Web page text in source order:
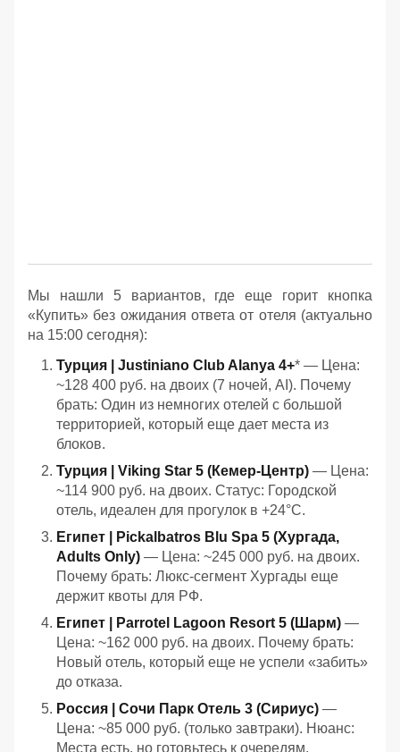
Мы нашли 5 вариантов, где еще горит кнопка
«Купить» без ожидания ответа от отеля (актуально
на 15:00 сегодня):
Турция | Justiniano Club Alanya 4+* — Цена:
~128 400 руб. на двоих (7 ночей, AI). Почему
брать: Один из немногих отелей с большой
территорией, который еще дает места из
блоков.
Турция | Viking Star 5 (Кемер-Центр) — Цена:
~114 900 руб. на двоих. Статус: Городской
отель, идеален для прогулок в +24°C.
Египет | Pickalbatros Blu Spa 5 (Хургада,
Adults Only) — Цена: ~245 000 руб. на двоих.
Почему брать: Люкс-сегмент Хургады еще
держит квоты для РФ.
Египет | Parrotel Lagoon Resort 5 (Шарм) —
Цена: ~162 000 руб. на двоих. Почему брать:
Новый отель, который еще не успели «забить»
до отказа.
Россия | Сочи Парк Отель 3 (Сириус) —
Цена: ~85 000 руб. (только завтраки). Нюанс:
Места есть, но готовьтесь к очередям.